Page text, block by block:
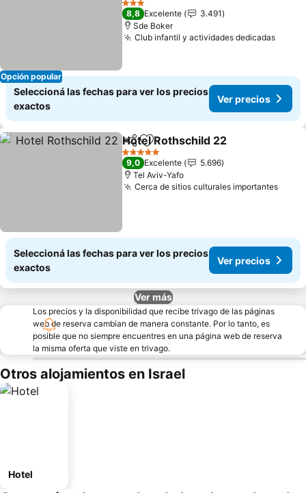
Opción popular
3 Estrellas
8,8 Excelente
3.491
Sde Boker
Club infantil y actividades dedicadas
Seleccioná las fechas para ver los precios
exactos
Ver precios
CompartirAñadir a favoritos
Hotel Rothschild 22
5 Estrellas
9,0 Excelente
5.696
Tel Aviv-Yafo
Cerca de sitios culturales importantes
Seleccioná las fechas para ver los precios
exactos
Ver precios
Ver más
Los precios y la disponibilidad que recibe trivago de las páginas
web de reserva cambian de manera constante. Por lo tanto, es
posible que no siempre encuentres en una página web de reserva
la misma oferta que viste en trivago.
Otros alojamientos en Israel
Hotel